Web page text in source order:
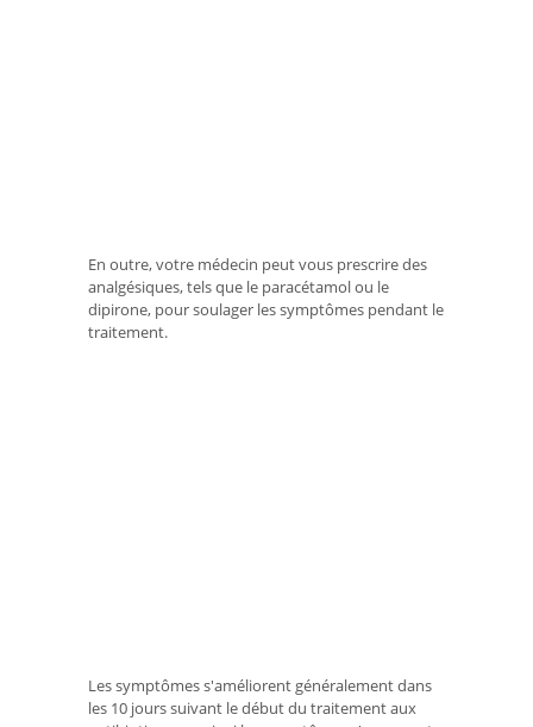
En outre, votre médecin peut vous prescrire des
analgésiques, tels que le paracétamol ou le
dipirone, pour soulager les symptômes pendant le
traitement.
Les symptômes s'améliorent généralement dans
les 10 jours suivant le début du traitement aux